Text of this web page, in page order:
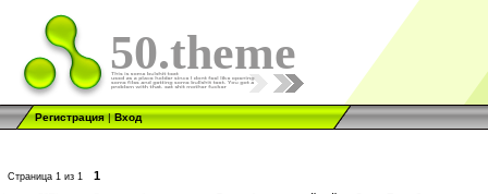
50.theme
Регистрация|Вход
Страница 1 из 1 1